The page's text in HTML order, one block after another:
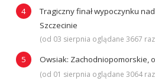
Tragiczny finał wypoczynku
Szczecinie
(od 03 sierpnia oglądane 3667
Owsiak: Zachodniopomorskie,
(od 01 sierpnia oglądane 3064